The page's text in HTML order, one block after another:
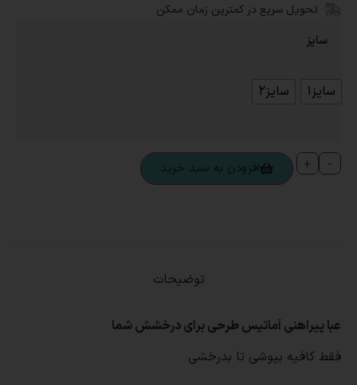
تحویل سریع در کمترین زمان ممکن
سایز
سایز۱ سایز2
-
+ افزودن به سبد خرید
توضیحات
عبا پیراهنی آماتیس طرحی برای درخشش شما
فقط کافیه بپوشی تا بدرخشی